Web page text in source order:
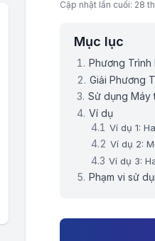
Cập nhật lần cuối: 28
Mục lục
Phương Trình
Giải Phương
Sử dụng Máy
Ví dụ
Ví dụ 1:
Ví dụ 2:
Ví dụ 3:
Phạm vi sử